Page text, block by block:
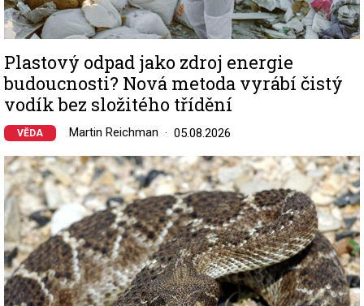
Plastový odpad jako zdroj energie
budoucnosti? Nová metoda vyrábí čistý
vodík bez složitého třídění
VĚDA Martin Reichman 05.08.2026
Image